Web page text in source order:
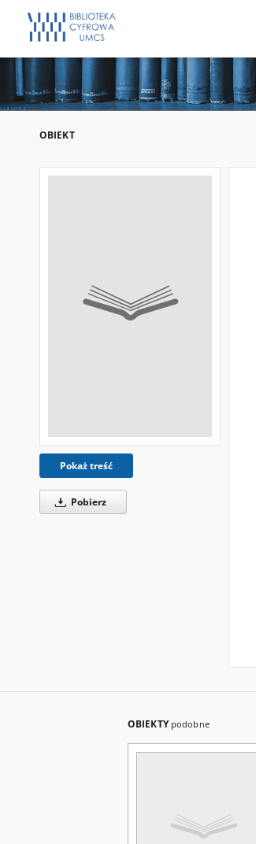
OBIEKT
Pokaż treść
Pobierz
OBIEKTY podobne